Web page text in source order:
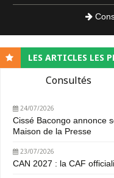
LES ARTICLES LES
Consultés
24/07/2026
Cissé Bacongo annonce
Maison de la Presse
23/07/2026
CAN 2027 : la CAF